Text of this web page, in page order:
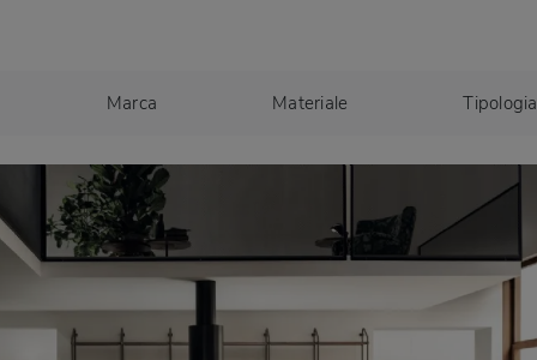
Marca Materiale Tipologia